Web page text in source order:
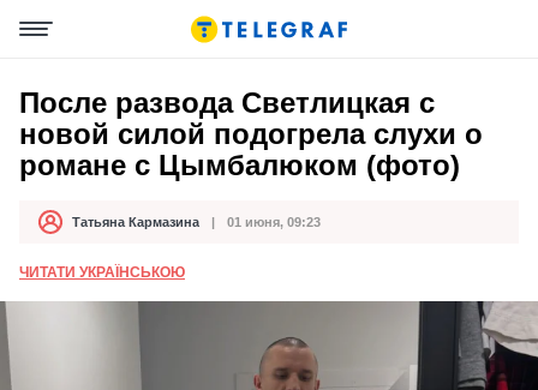
После развода Светлицкая с
новой силой подогрела слухи о
романе с Цымбалюком (фото)
АвторТатьяна Кармазина
Дата публикации 01 июня, 09:23
ЧИТАТИ УКРАЇНСЬКОЮ